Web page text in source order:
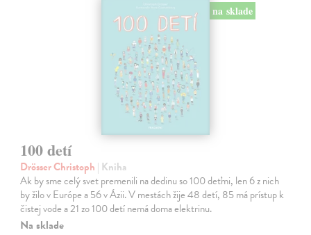
na sklade
100 detí
Drösser Christoph | Kniha
Ak by sme celý svet premenili na dedinu so 100 deťmi, len 6 z nich
by žilo v Európe a 56 v Ázii. V mestách žije 48 detí, 85 má prístup k
čistej vode a 21 zo 100 detí nemá doma elektrinu.
Na sklade